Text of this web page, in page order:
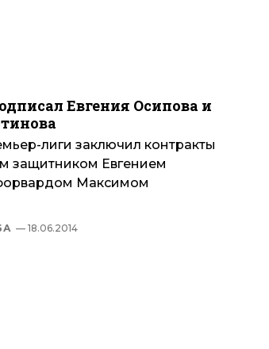
Евгения Осипова и
лиги заключил контракты
защитником Евгением
Максимом
— 18.06.2014